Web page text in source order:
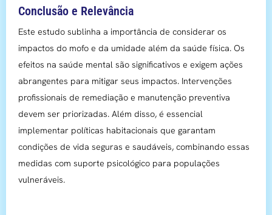
Conclusão e Relevância
Este estudo sublinha a importância de considerar os
impactos do mofo e da umidade além da saúde física. Os
efeitos na saúde mental são significativos e exigem ações
abrangentes para mitigar seus impactos. Intervenções
profissionais de remediação e manutenção preventiva
devem ser priorizadas. Além disso, é essencial
implementar políticas habitacionais que garantam
condições de vida seguras e saudáveis, combinando essas
medidas com suporte psicológico para populações
vulneráveis.